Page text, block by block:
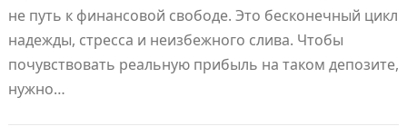
не путь к финансовой свободе. Это бесконечный цикл
надежды, стресса и неизбежного слива. Чтобы
почувствовать реальную прибыль на таком депозите,
нужно…